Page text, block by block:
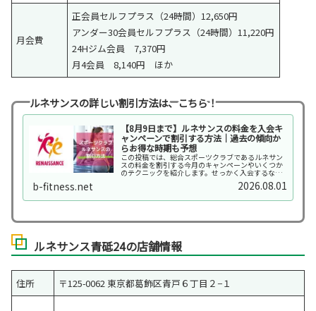
月会費
正会員セルフプラス（24時間）12,650円
アンダー30会員セルフプラス（24時間）11,220円
24Hジム会員 7,370円
月4会員 8,140円 ほか
ルネサンスの詳しい割引方法は、こちら！
【8月9日まで】ルネサンスの料金を入会キ
ャンペーンで割引する方法｜過去の傾向か
らお得な時期も予想
この投稿では、総合スポーツクラブであるルネサン
スの料金を割引する今月のキャンペーンやいくつか
のテクニックを紹介します。せっかく入会するなら
できるだけ割安なキャンペーン価格で入会したいで
すよね。過去キャンペーンの情報も踏まえ、入会に
b-fitness.net 2026.08.01
ルネサンス青砥24の店舗情報
住所 〒125-0062 東京都葛飾区青戸６丁目２−１